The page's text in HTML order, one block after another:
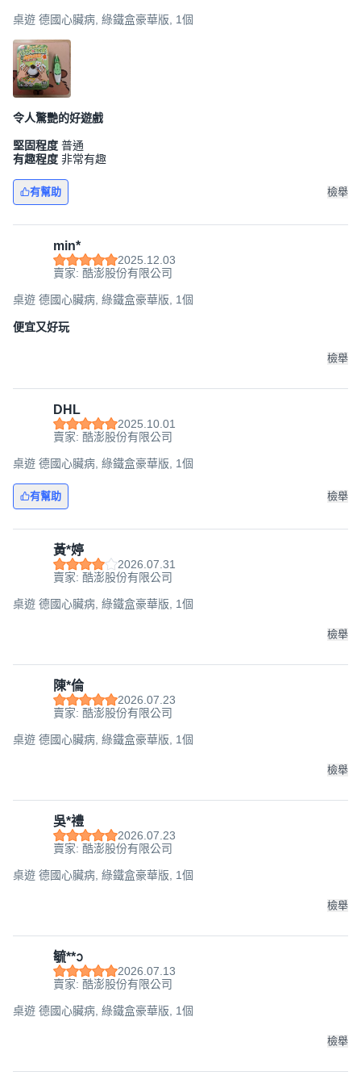
桌遊 德國心臟病, 綠鐵盒豪華版, 1個
令人驚艷的好遊戲
堅固程度 普通
有趣程度 非常有趣
有幫助 檢舉
min*
2025.12.03
賣家: 酷澎股份有限公司
桌遊 德國心臟病, 綠鐵盒豪華版, 1個
便宜又好玩
檢舉
DHL
2025.10.01
賣家: 酷澎股份有限公司
桌遊 德國心臟病, 綠鐵盒豪華版, 1個
有幫助 檢舉
黃*婷
2026.07.31
賣家: 酷澎股份有限公司
桌遊 德國心臟病, 綠鐵盒豪華版, 1個
檢舉
陳*倫
2026.07.23
賣家: 酷澎股份有限公司
桌遊 德國心臟病, 綠鐵盒豪華版, 1個
檢舉
吳*禮
2026.07.23
賣家: 酷澎股份有限公司
桌遊 德國心臟病, 綠鐵盒豪華版, 1個
檢舉
毓**ᩣ
2026.07.13
賣家: 酷澎股份有限公司
桌遊 德國心臟病, 綠鐵盒豪華版, 1個
檢舉